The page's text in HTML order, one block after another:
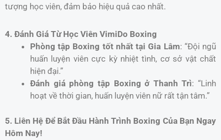
tượng học viên, đảm bảo hiệu quả cao nhất.
4. Đánh Giá Từ Học Viên VimiDo Boxing
Phòng tập Boxing tốt nhất tại Gia Lâm: “Đội ngũ
huấn luyện viên cực kỳ nhiệt tình, cơ sở vật chất
hiện đại.”
Đánh giá phòng tập Boxing ở Thanh Trì: “Linh
hoạt về thời gian, huấn luyện viên nữ rất tận tâm.”
5. Liên Hệ Để Bắt Đầu Hành Trình Boxing Của Bạn Ngay
Hôm Nay!